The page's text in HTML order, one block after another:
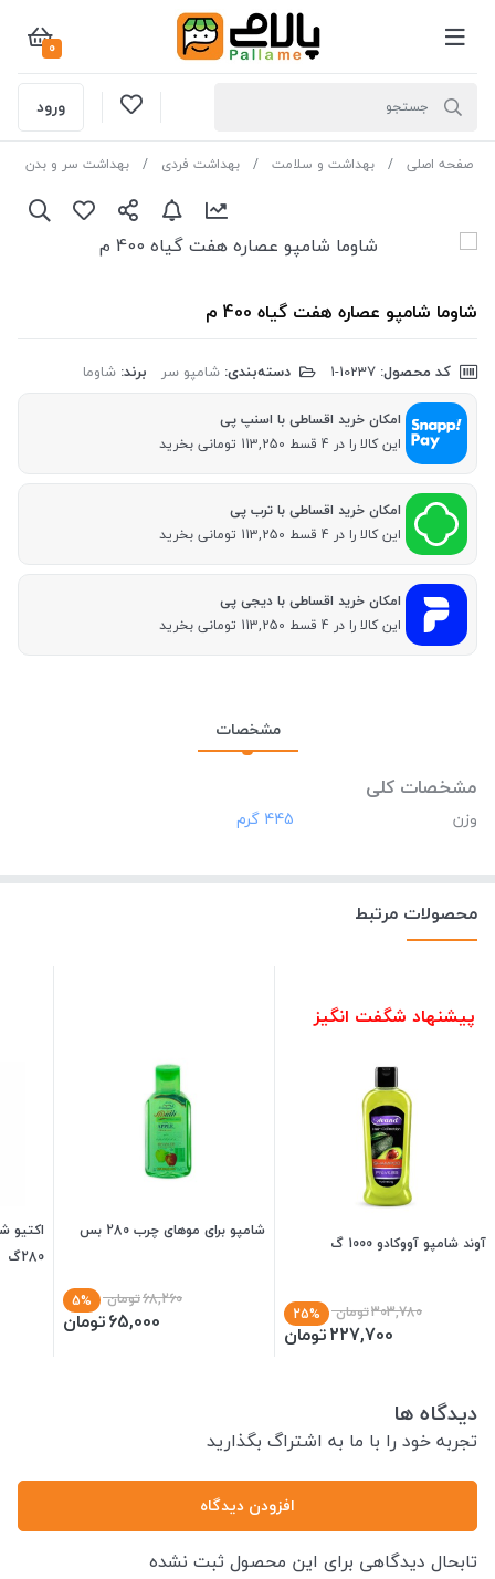
0
ورود
صفحه اصلی بهداشت و سلامت بهداشت فردی بهداشت سر و بدن
شاوما شامپو عصاره هفت گیاه 400 م
کد محصول: دسته‌بندی: شامپو سر برند: شاوما
امکان خرید اقساطی با اسنپ پی
این کالا را در 4 قسط 113,250 تومانی بخرید
امکان خرید اقساطی با ترب پی
این کالا را در 4 قسط 113,250 تومانی بخرید
امکان خرید اقساطی با دیجی پی
این کالا را در 4 قسط 113,250 تومانی بخرید
مشخصات
مشخصات کلی
وزن ‎445 گرم
محصولات مرتبط
پیشنهاد شگفت انگیز
آوند شامپو آووکادو 1000 گ
303,780تومان 25%
227,700تومان
شامپو برای موهای چرب 280 بس
68,260تومان 5%
65,000تومان
280گ
دیدگاه ها
تجربه خود را با ما به اشتراگ بگذارید
افزودن دیدگاه
تابحال دیدگاهی برای این محصول ثبت نشده